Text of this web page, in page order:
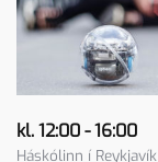
kl. 12:00 - 16:00
Háskólinn í Reykjavík